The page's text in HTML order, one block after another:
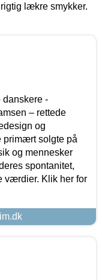
lækre smykker.
danskere -
– rettede
og
primært solgte på
og mennesker
spontanitet,
værdier. Klik her for